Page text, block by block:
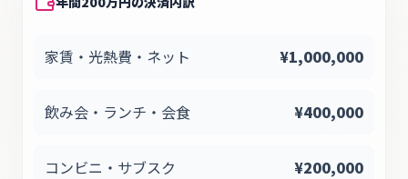
家賃・光熱費・ネット ¥1,000,000
飲み会・ランチ・会食 ¥400,000
コンビニ・サブスク ¥200,000